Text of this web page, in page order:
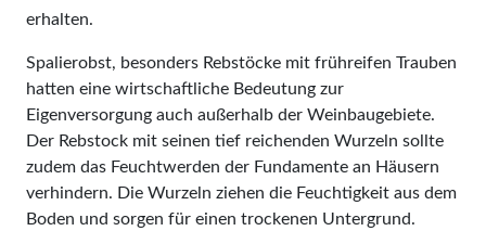
erhalten.
Spalierobst, besonders Rebstöcke mit frühreifen Trauben
hatten eine wirtschaftliche Bedeutung zur
Eigenversorgung auch außerhalb der Weinbaugebiete.
Der Rebstock mit seinen tief reichenden Wurzeln sollte
zudem das Feuchtwerden der Fundamen­te an Häusern
verhindern. Die Wurzeln ziehen die Feuchtigkeit aus dem
Boden und sorgen für einen trockenen Untergrund.